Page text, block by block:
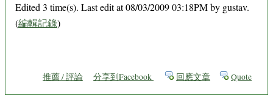
Edited 3 time(s). Last edit at 08/03/2009 03:18PM by gustav.
(編輯記錄)
推薦 / 評論 分享到Facebook 回應文章 Quote